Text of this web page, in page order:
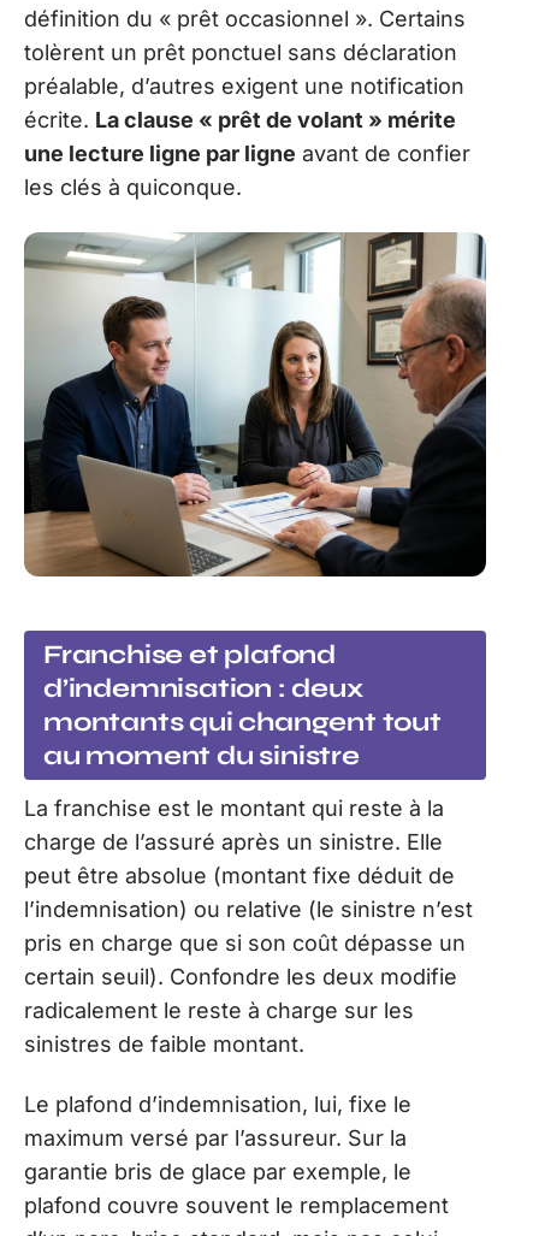
définition du « prêt occasionnel ». Certains
tolèrent un prêt ponctuel sans déclaration
préalable, d’autres exigent une notification
écrite. La clause « prêt de volant » mérite
une lecture ligne par ligne avant de confier
les clés à quiconque.
Franchise et plafond
d’indemnisation : deux
montants qui changent tout
au moment du sinistre
La franchise est le montant qui reste à la
charge de l’assuré après un sinistre. Elle
peut être absolue (montant fixe déduit de
l’indemnisation) ou relative (le sinistre n’est
pris en charge que si son coût dépasse un
certain seuil). Confondre les deux modifie
radicalement le reste à charge sur les
sinistres de faible montant.
Le plafond d’indemnisation, lui, fixe le
maximum versé par l’assureur. Sur la
garantie bris de glace par exemple, le
plafond couvre souvent le remplacement